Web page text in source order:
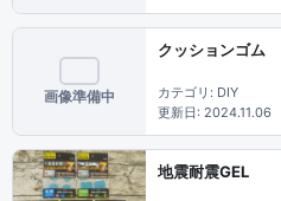
画像準備中
クッションゴム
カテゴリ: DIY
更新日: 2024.11.06
地震耐震GEL